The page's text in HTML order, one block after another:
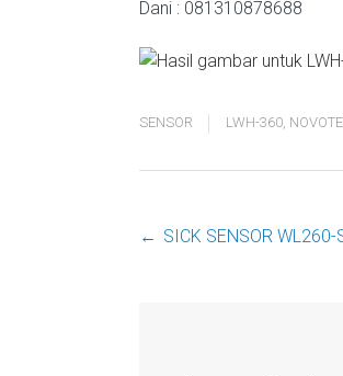
Dani : 081310878688
SENSOR LWH-360,
Post
← SICK SENSOR WL260-